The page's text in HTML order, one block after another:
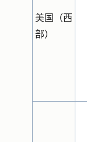
美国（西
部）